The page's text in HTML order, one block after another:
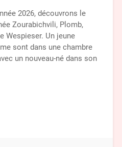
2026, découvrons le
Zourabichvili, Plomb,
Wespieser. Un jeune
sont dans une chambre
un nouveau-né dans son